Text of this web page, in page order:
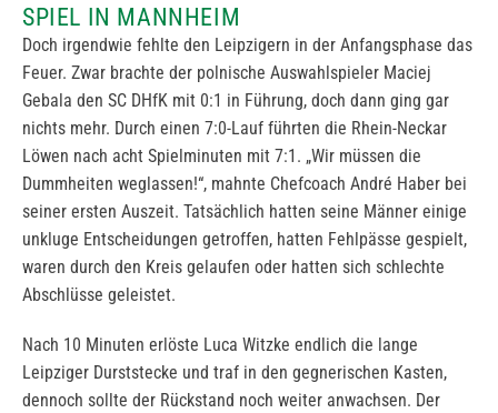
SPIEL IN MANNHEIM
Doch irgendwie fehlte den Leipzigern in der Anfangsphase das
Feuer. Zwar brachte der polnische Auswahlspieler Maciej
Gebala den SC DHfK mit 0:1 in Führung, doch dann ging gar
nichts mehr. Durch einen 7:0-Lauf führten die Rhein-Neckar
Löwen nach acht Spielminuten mit 7:1. „Wir müssen die
Dummheiten weglassen!“, mahnte Chefcoach André Haber bei
seiner ersten Auszeit. Tatsächlich hatten seine Männer einige
unkluge Entscheidungen getroffen, hatten Fehlpässe gespielt,
waren durch den Kreis gelaufen oder hatten sich schlechte
Abschlüsse geleistet.
Nach 10 Minuten erlöste Luca Witzke endlich die lange
Leipziger Durststecke und traf in den gegnerischen Kasten,
dennoch sollte der Rückstand noch weiter anwachsen. Der